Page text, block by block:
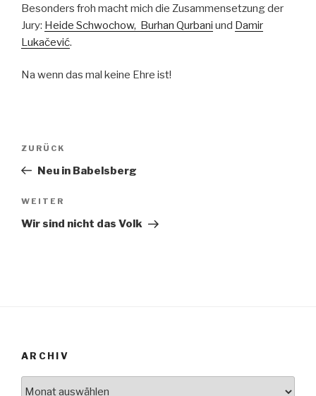
Beson­ders froh macht mich die Zusam­menset­zung der
Jury: Hei­de Schwo­chow, Burhan Qur­bani und Damir
Lukače­vić.
Na wenn das mal keine Ehre ist!
Beitrags-
Vorheriger
Beitrag
ZURÜCK
Neu in Babelsberg
Nächster
Beitrag
WEITER
Wir sind nicht das Volk
ARCHIV